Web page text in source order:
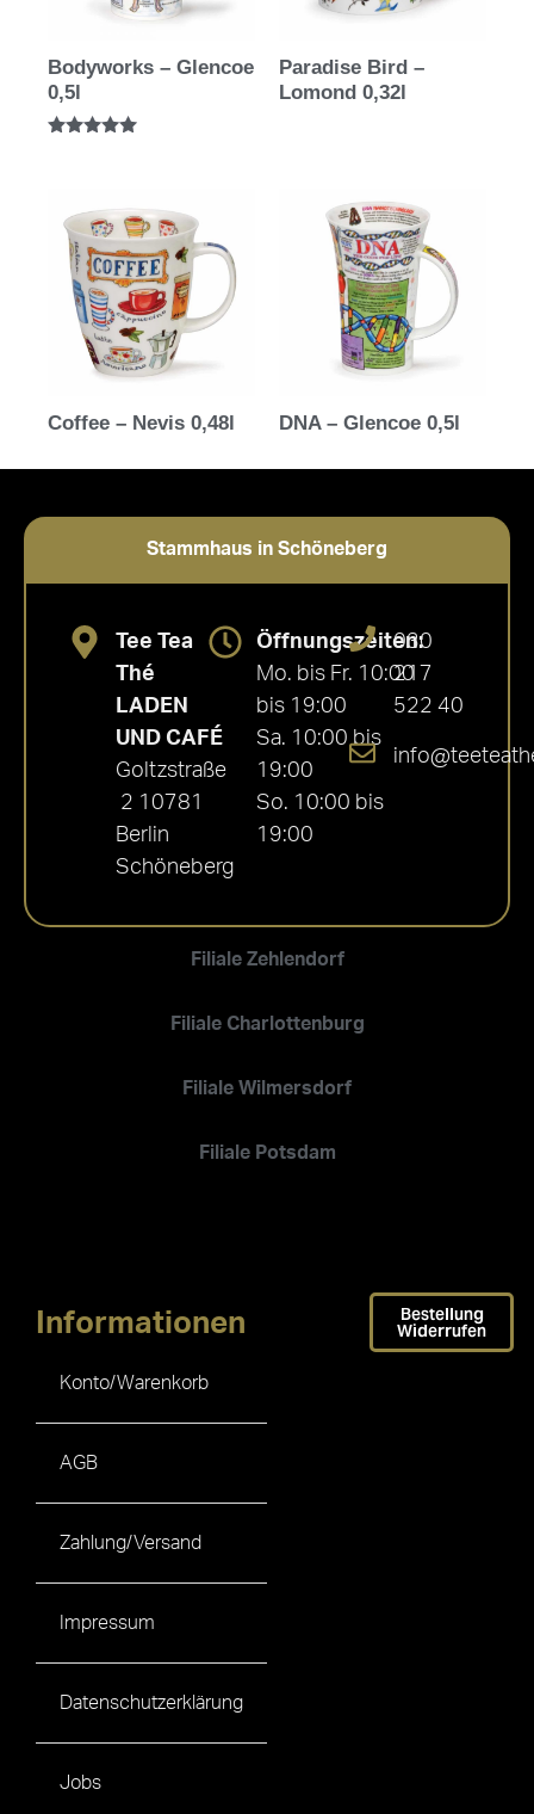
Bodyworks – Glencoe
0,5l
Paradise Bird –
Lomond 0,32l
Coffee – Nevis 0,48l DNA – Glencoe 0,5l
Stammhaus in Schöneberg
Filiale Zehlendorf
Filiale Charlottenburg
Filiale Wilmersdorf
Filiale Potsdam
Tee Tea
Thé
LADEN
UND CAFÉ
Goltzstraße
2 10781
Berlin
Schöneberg
Öffnungszeiten:
Mo. bis Fr. 10:00
bis 19:00
Sa. 10:00 bis
19:00
So. 10:00 bis
19:00
030
217
522 40
Informationen
Konto/Warenkorb
AGB
Zahlung/Versand
Impressum
Datenschutzerklärung
Jobs
Bestellung
Widerrufen